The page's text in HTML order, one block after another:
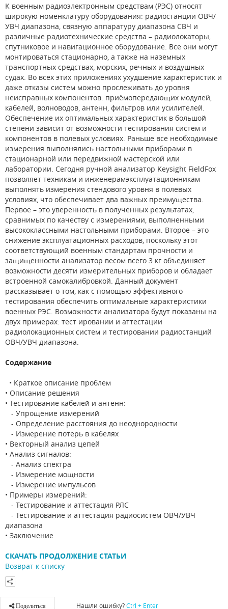
К военным радиоэлектронным средствам (РЭС) относят
широкую номенклатуру оборудования: радиостанции ОВЧ/
УВЧ диапазона, связную аппаратуру диапазона СВЧ и
различные радиотехнические средства – радиолокаторы,
спутниковое и навигационное оборудование. Все они могут
монтироваться стационарно, а также на наземных
транспортных средствах, морских, речных и воздушных
судах. Во всех этих приложениях ухудшение характеристик и
даже отказы систем можно прослеживать до уровня
неисправных компонентов: приёмопередающих модулей,
кабелей, волноводов, антенн, фильтров или усилителей.
Обеспечение их оптимальных характеристик в большой
степени зависит от возможности тестирования систем и
компонентов в полевых условиях. Раньше все необходимые
измерения выполнялись настольными приборами в
стационарной или передвижной мастерской или
лаборатории. Сегодня ручной анализатор Keysight FieldFox
позволяет техникам и инженерам­эксплуатационникам
выполнять измерения стендового уровня в полевых
условиях, что обеспечивает два важных преимущества.
Первое – это уверенность в полученных результатах,
сравнимых по качеству с измерениями, выполненными
высококлассными настольными приборами. Второе – это
снижение эксплуатационных расходов, поскольку этот
соответствующий военным стандартам прочности и
защищенности анализатор весом всего 3 кг объединяет
возможности десяти измерительных приборов и обладает
встроенной самокалибровкой. Данный документ
рассказывает о том, как с помощью эффективного
тестирования обеспечить оптимальные характеристики
военных РЭС. Возможности анализатора будут показаны на
двух примерах: тест ировании и аттестации
радиолокационных систем и тестировании радиостанций
ОВЧ/УВЧ диапазона.
Содержание
• Краткое описание проблем
• Описание решения
• Тестирование кабелей и антенн:
- Упрощение измерений
- Определение расстояния до неоднородности
- Измерение потерь в кабелях
• Векторный анализ цепей
• Анализ сигналов:
- Анализ спектра
- Измерение мощности
- Измерение импульсов
• Примеры измерений:
- Тестирование и аттестация РЛС
- Тестирование и аттестация радиосистем ОВЧ/УВЧ
диапазона
• Заключение
СКАЧАТЬ ПРОДОЛЖЕНИЕ СТАТЬИ
Возврат к списку
Поделиться Нашли ошибку?Ctrl + Enter